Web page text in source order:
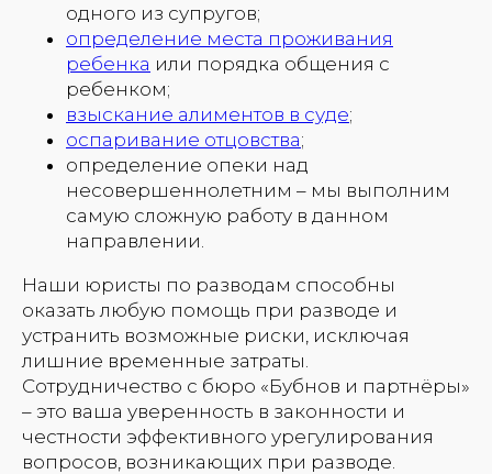
одного из супругов;
определение места проживания
ребенка или порядка общения с
ребенком;
взыскание алиментов в суде;
оспаривание отцовства;
определение опеки над
несовершеннолетним – мы выполним
самую сложную работу в данном
направлении.
Наши юристы по разводам способны
оказать любую помощь при разводе и
устранить возможные риски, исключая
лишние временные затраты.
Сотрудничество с бюро «Бубнов и партнёры»
– это ваша уверенность в законности и
честности эффективного урегулирования
вопросов, возникающих при разводе.